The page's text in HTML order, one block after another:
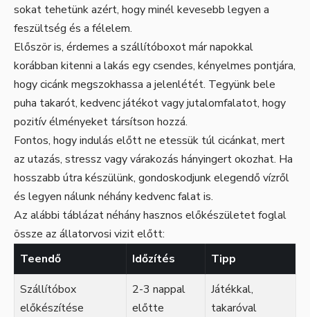
sokat tehetünk azért, hogy minél kevesebb legyen a
feszültség és a félelem.
Először is, érdemes a szállítóboxot már napokkal
korábban kitenni a lakás egy csendes, kényelmes pontjára,
hogy cicánk megszokhassa a jelenlétét. Tegyünk bele
puha takarót, kedvenc játékot vagy jutalomfalatot, hogy
pozitív élményeket társítson hozzá.
Fontos, hogy indulás előtt ne etessük túl cicánkat, mert
az utazás, stressz vagy várakozás hányingert okozhat. Ha
hosszabb útra készülünk, gondoskodjunk elegendő vízről
és legyen nálunk néhány kedvenc falat is.
Az alábbi táblázat néhány hasznos előkészületet foglal
össze az állatorvosi vizit előtt:
Teendő
Időzítés
Tipp
Szállítóbox
előkészítése
2-3 nappal
előtte
Játékkal,
takaróval